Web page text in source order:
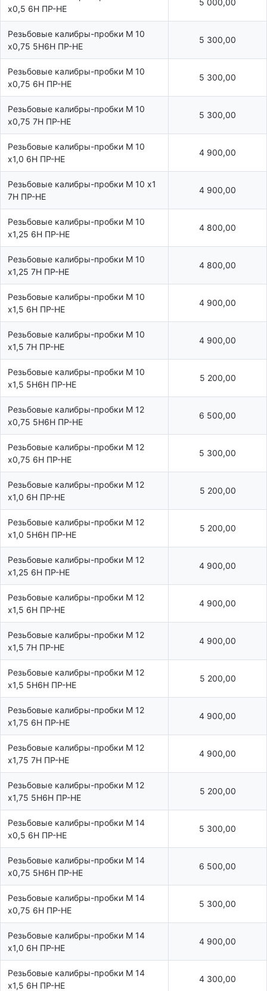
х0,5 6Н ПР-НЕ
Резьбовые калибры-пробки М 10
х0,75 5Н6Н ПР-НЕ
5 300,00
Резьбовые калибры-пробки М 10
х0,75 6Н ПР-НЕ
5 300,00
Резьбовые калибры-пробки М 10
х0,75 7Н ПР-НЕ
5 300,00
Резьбовые калибры-пробки М 10
х1,0 6Н ПР-НЕ
4 900,00
Резьбовые калибры-пробки М 10 х1
7H ПР-НЕ
4 900,00
Резьбовые калибры-пробки М 10
х1,25 6Н ПР-НЕ
4 800,00
Резьбовые калибры-пробки М 10
х1,25 7Н ПР-НЕ
4 800,00
Резьбовые калибры-пробки М 10
х1,5 6Н ПР-НЕ
4 900,00
Резьбовые калибры-пробки М 10
х1,5 7Н ПР-НЕ
4 900,00
Резьбовые калибры-пробки М 10
х1,5 5Н6Н ПР-НЕ
5 200,00
Резьбовые калибры-пробки М 12
х0,75 5Н6Н ПР-НЕ
6 500,00
Резьбовые калибры-пробки М 12
х0,75 6Н ПР-НЕ
5 300,00
Резьбовые калибры-пробки М 12
х1,0 6Н ПР-НЕ
5 200,00
Резьбовые калибры-пробки М 12
х1,0 5Н6Н ПР-НЕ
5 200,00
Резьбовые калибры-пробки М 12
х1,25 6Н ПР-НЕ
4 900,00
Резьбовые калибры-пробки М 12
х1,5 6Н ПР-НЕ
4 900,00
Резьбовые калибры-пробки М 12
х1,5 7Н ПР-НЕ
4 900,00
Резьбовые калибры-пробки М 12
х1,5 5Н6Н ПР-НЕ
5 200,00
Резьбовые калибры-пробки М 12
х1,75 6Н ПР-НЕ
4 900,00
Резьбовые калибры-пробки М 12
х1,75 7Н ПР-НЕ
4 900,00
Резьбовые калибры-пробки М 12
х1,75 5Н6Н ПР-НЕ
5 200,00
Резьбовые калибры-пробки М 14
х0,5 6Н ПР-НЕ
5 300,00
Резьбовые калибры-пробки М 14
х0,75 5Н6Н ПР-НЕ
6 500,00
Резьбовые калибры-пробки М 14
х0,75 6Н ПР-НЕ
5 300,00
Резьбовые калибры-пробки М 14
х1,0 6Н ПР-НЕ
4 900,00
Резьбовые калибры-пробки М 14
х1,5 6Н ПР-НЕ
4 300,00